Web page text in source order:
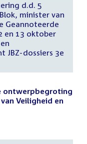
d.d. 5
minister van
Geannoteerde
en 13 oktober
JBZ-dossiers 3e
ontwerpbegroting
Veiligheid en